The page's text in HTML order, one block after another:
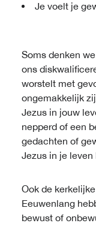
Je voelt je
Soms denken
ons
worstelt met
ongemakkelijk
Jezus in jouw
nepperd of een
gedachten of
Jezus in je
Ook de
Eeuwenlang
bewust of